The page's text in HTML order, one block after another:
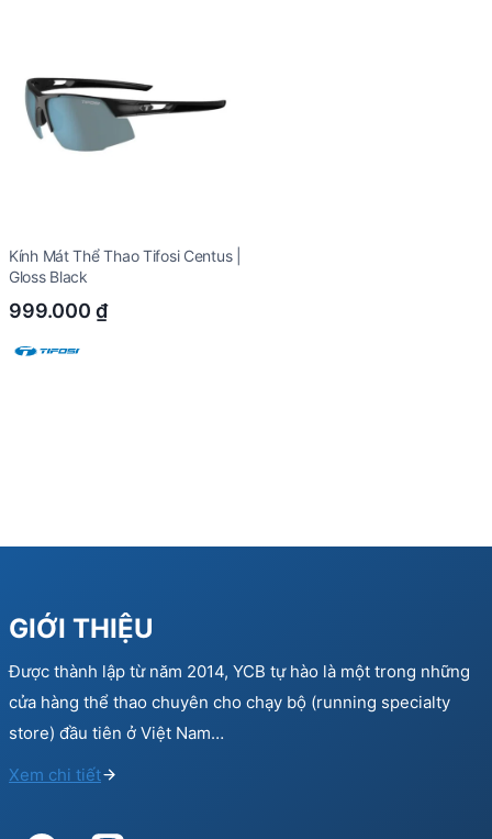
Kính Mát Thể Thao Tifosi Centus |
Gloss Black
999.000 ₫
GIỚI THIỆU
Được thành lập từ năm 2014, YCB tự hào là một trong những
cửa hàng thể thao chuyên cho chạy bộ (running specialty
store) đầu tiên ở Việt Nam…
Xem chi tiết